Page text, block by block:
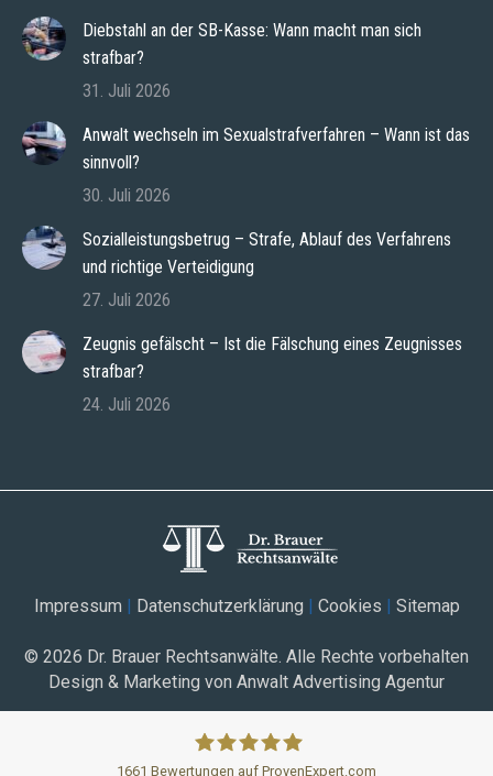
Ersteinschätzung
Diebstahl an der SB-Kasse: Wann macht man sich
strafbar?
31. Juli 2026
Anwalt wechseln im Sexualstrafverfahren – Wann ist das
sinnvoll?
30. Juli 2026
Sozialleistungsbetrug – Strafe, Ablauf des Verfahrens
und richtige Verteidigung
27. Juli 2026
Zeugnis gefälscht – Ist die Fälschung eines Zeugnisses
strafbar?
24. Juli 2026
Impressum | Datenschutzerklärung | Cookies | Sitemap
© 2026 Dr. Brauer Rechtsanwälte. Alle Rechte vorbehalten
Design & Marketing von Anwalt Advertising Agentur
1661 Bewertungen auf ProvenExpert.com